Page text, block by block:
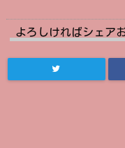
よろしければシェア